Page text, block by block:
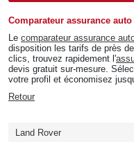
Comparateur assurance
Le comparateur assurance
disposition les tarifs de près
clics, trouvez rapidement l'
devis gratuit sur-mesure.
votre profil et économisez
Retour
Land Rover